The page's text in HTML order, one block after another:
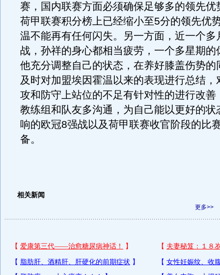
赛，国内联赛方面必须确保足够多的领先优
荷甲联赛积分榜上已经缩小至5分的领先优
温不能再有任何闪失。另一方面，近一个多
战，孙祥的身心都相当疲劳，一个多星期的
他充分调整自己的状态，在养好膝盖伤势的
及时对加盟埃因霍温以来的表现进行总结，
攻和防守上站位的不足有针对性的进行改善
教练组和队友多沟通，为自己能以更好的状
响的欧冠8强战以及荷甲联赛收官阶段的比
备。
相关新闻
更多>>